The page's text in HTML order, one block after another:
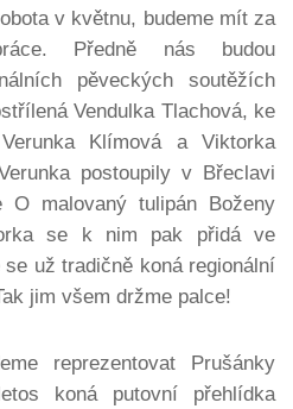
v květnu, budeme mít za
Předně nás budou
pěveckých soutěžích
Vendulka Tlachová, ke
Klímová a Viktorka
postoupily v Břeclavi
malovaný tulipán Boženy
se k nim pak přidá ve
už tradičně koná regionální
jim všem držme palce!
reprezentovat Prušánky
koná putovní přehlídka